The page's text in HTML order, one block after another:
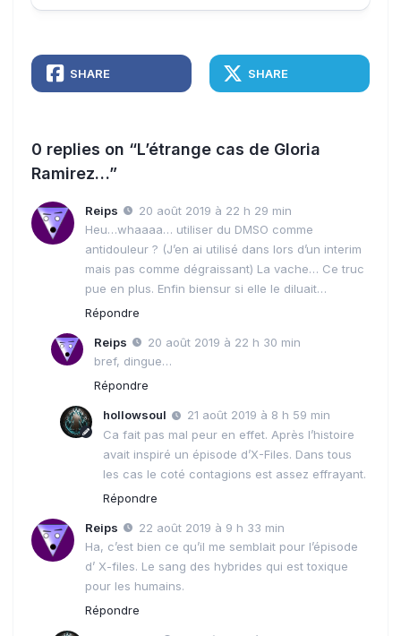
SHARE SHARE
0 replies on “L’étrange cas de Gloria
Ramirez…”
Reips
20 août 2019 à 22 h 29 min
Heu…whaaaa… utiliser du DMSO comme
antidouleur ? (J’en ai utilisé dans lors d’un interim
mais pas comme dégraissant) La vache… Ce truc
pue en plus. Enfin biensur si elle le diluait…
Répondre
Reips
20 août 2019 à 22 h 30 min
bref, dingue…
Répondre
hollowsoul
21 août 2019 à 8 h 59 min
Ca fait pas mal peur en effet. Après l’histoire
avait inspiré un épisode d’X-Files. Dans tous
les cas le coté contagions est assez effrayant.
Répondre
Reips
22 août 2019 à 9 h 33 min
Ha, c’est bien ce qu’il me semblait pour l’épisode
d’ X-files. Le sang des hybrides qui est toxique
pour les humains.
Répondre